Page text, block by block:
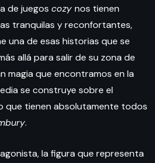
de juegos cozy nos tienen
tranquilas y reconfortantes,
una de esas historias que se
allá para salir de su zona de
magia que encontramos en la
se construye sobre el
que tienen absolutamente todos
.
la figura que representa